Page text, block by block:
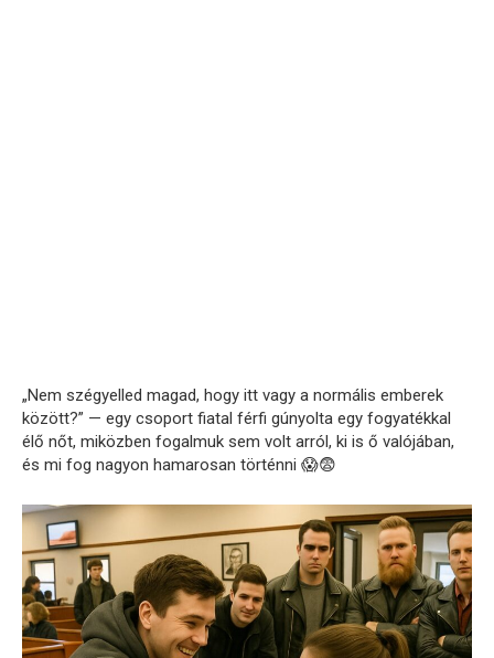
„Nem szégyelled magad, hogy itt vagy a normális emberek
között?” — egy csoport fiatal férfi gúnyolta egy fogyatékkal
élő nőt, miközben fogalmuk sem volt arról, ki is ő valójában,
és mi fog nagyon hamarosan történni 😱😨